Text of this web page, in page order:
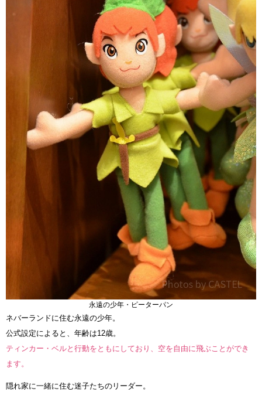
永遠の少年・ピーターパン
ネバーランドに住む永遠の少年。
公式設定によると、年齢は12歳。
ティンカー・ベルと行動をともにしており、空を自由に飛ぶことができ
ます。
隠れ家に一緒に住む迷子たちのリーダー。